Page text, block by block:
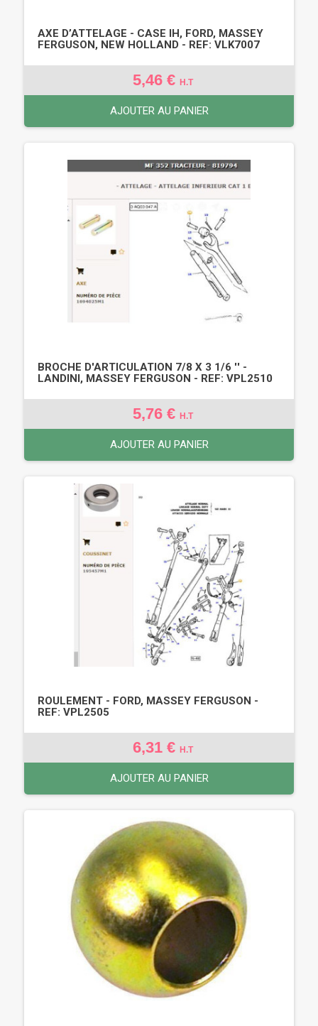
AXE D’ATTELAGE - CASE IH, FORD, MASSEY
FERGUSON, NEW HOLLAND - REF: VLK7007
5,46 € H.T
AJOUTER AU PANIER
BROCHE D'ARTICULATION 7/8 X 3 1/6 '' -
LANDINI, MASSEY FERGUSON - REF: VPL2510
5,76 € H.T
AJOUTER AU PANIER
ROULEMENT - FORD, MASSEY FERGUSON -
REF: VPL2505
6,31 € H.T
AJOUTER AU PANIER